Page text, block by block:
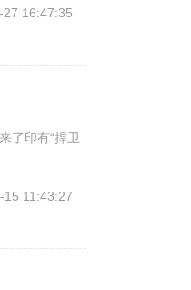
27 16:47:35
了印有“捍卫
15 11:43:27